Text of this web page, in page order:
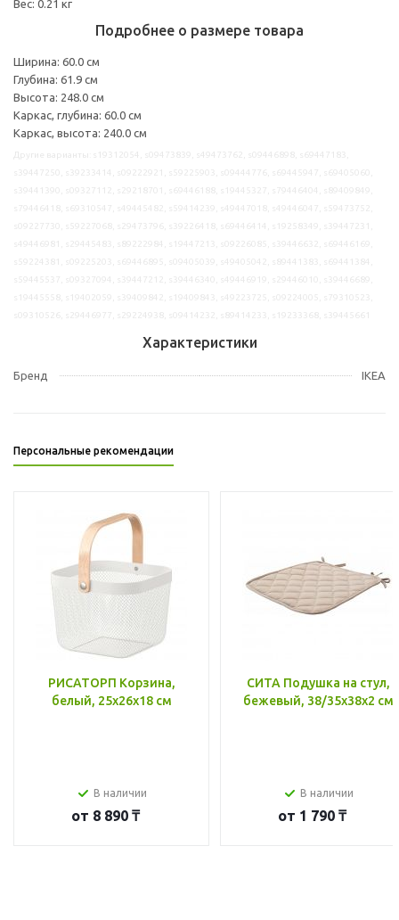
Вес: 0.21 кг
Подробнее о размере товара
Ширина: 60.0 см
Глубина: 61.9 см
Высота: 248.0 см
Каркас, глубина: 60.0 см
Каркас, высота: 240.0 см
Характеристики
Бренд IKEA
Персональные рекомендации
РИСАТОРП Корзина,
белый, 25x26x18 см
В наличии
от 8 890 ₸
СИТА Подушка на стул,
бежевый, 38/35x38x2 см
В наличии
от 1 790 ₸